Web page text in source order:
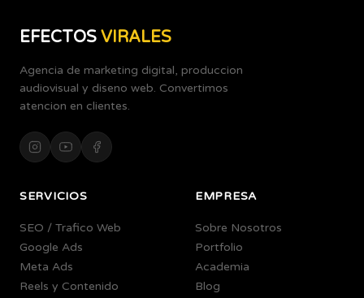
EFECTOS VIRALES
Agencia de marketing digital, produccion
audiovisual y diseno web. Convertimos
atencion en clientes.
SERVICIOS
SEO / Trafico Web
Google Ads
Meta Ads
Reels y Contenido
EMPRESA
Sobre Nosotros
Portfolio
Academia
Blog